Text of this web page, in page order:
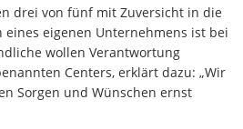
drei von fünf mit Zuversicht in die
eigenen Unternehmens ist bei
wollen Verantwortung
Centers, erklärt dazu: „Wir
Sorgen und Wünschen ernst